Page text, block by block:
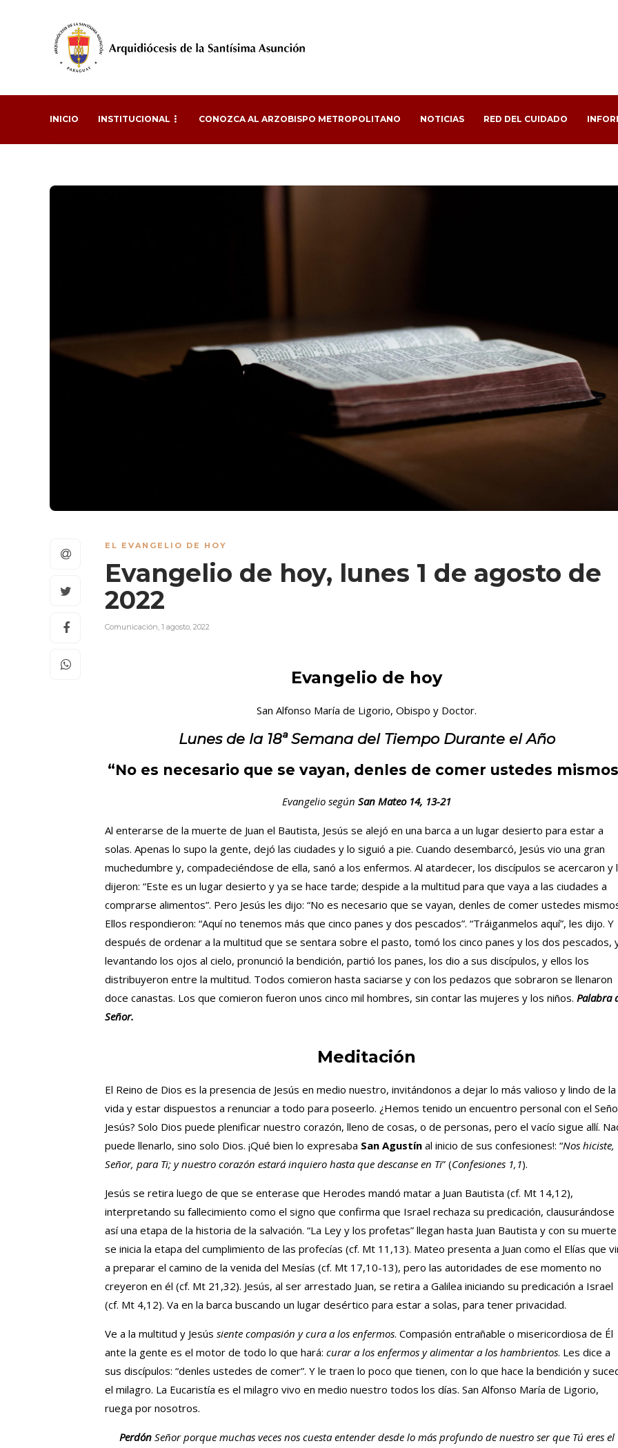
INICIO INSTITUCIONAL CONOZCA AL ARZOBISPO METROPOLITANO NOTICIAS RED DEL CUIDADO
EL EVANGELIO DE HOY
Evangelio de hoy, lunes 1 de agosto de
2022
Comunicación, 1 agosto, 2022
Evangelio de hoy
San Alfonso María de Ligorio, Obispo y Doctor.
Lunes de la 18ª Semana del Tiempo Durante el Año
“No es necesario que se vayan, denles de comer ustedes
Evangelio segúnSan Mateo 14, 13-21
Al enterarse de la muerte de Juan el Bautista, Jesús se alejó en una barca a un lugar desierto para estar a
solas. Apenas lo supo la gente, dejó las ciudades y lo siguió a pie. Cuando desembarcó, Jesús vio una gran
muchedumbre y, compadeciéndose de ella, sanó a los enfermos. Al atardecer, los discípulos se acercaron y
dijeron: “Este es un lugar desierto y ya se hace tarde; despide a la multitud para que vaya a las ciudades a
comprarse alimentos”. Pero Jesús les dijo: “No es necesario que se vayan, denles de comer ustedes
Ellos respondieron: “Aquí no tenemos más que cinco panes y dos pescados”. “Tráiganmelos aquí”, les dijo. Y
después de ordenar a la multitud que se sentara sobre el pasto, tomó los cinco panes y los dos pescados,
levantando los ojos al cielo, pronunció la bendición, partió los panes, los dio a sus discípulos, y ellos los
distribuyeron entre la multitud. Todos comieron hasta saciarse y con los pedazos que sobraron se llenaron
doce canastas. Los que comieron fueron unos cinco mil hombres, sin contar las mujeres y los niños. Palabra
Señor.
Meditación
El Reino de Dios es la presencia de Jesús en medio nuestro, invitándonos a dejar lo más valioso y lindo de la
vida y estar dispuestos a renunciar a todo para poseerlo. ¿Hemos tenido un encuentro personal con el
Jesús? Solo Dios puede plenificar nuestro corazón, lleno de cosas, o de personas, pero el vacío sigue allí.
puede llenarlo, sino solo Dios. ¡Qué bien lo expresaba San Agustín al inicio de sus confesiones!: “Nos hiciste,
Señor, para Ti; y nuestro corazón estará inquiero hasta que descanse en Ti” (Confesiones 1,1).
Jesús se retira luego de que se enterase que Herodes mandó matar a Juan Bautista (cf. Mt 14,12),
interpretando su fallecimiento como el signo que confirma que Israel rechaza su predicación, clausurándose
así una etapa de la historia de la salvación. “La Ley y los profetas” llegan hasta Juan Bautista y con su muerte
se inicia la etapa del cumplimiento de las profecías (cf. Mt 11,13). Mateo presenta a Juan como el Elías que
a preparar el camino de la venida del Mesías (cf. Mt 17,10-13), pero las autoridades de ese momento no
creyeron en él (cf. Mt 21,32). Jesús, al ser arrestado Juan, se retira a Galilea iniciando su predicación a Israel
(cf. Mt 4,12). Va en la barca buscando un lugar desértico para estar a solas, para tener privacidad.
Ve a la multitud y Jesús siente compasión y cura a los enfermos. Compasión entrañable o misericordiosa de Él
ante la gente es el motor de todo lo que hará: curar a los enfermos y alimentar a los hambrientos. Les dice a
sus discípulos: “denles ustedes de comer”. Y le traen lo poco que tienen, con lo que hace la bendición y
el milagro. La Eucaristía es el milagro vivo en medio nuestro todos los días. San Alfonso María de Ligorio,
ruega por nosotros.
PerdónSeñor porque muchas veces nos cuesta entender desde lo más profundo de nuestro ser que Tú eres el